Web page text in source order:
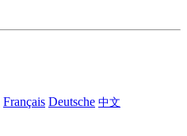
Français Deutsche 中文